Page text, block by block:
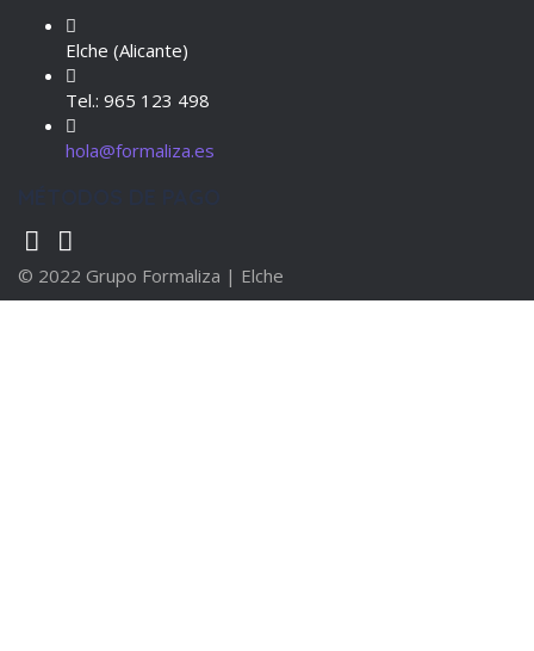
Elche (Alicante)
Tel.: 965 123 498
hola@formaliza.es
© 2022 Grupo Formaliza | Elche